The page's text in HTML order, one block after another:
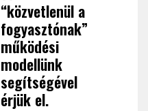
“közvetlenül a
fogyasztónak”
működési
modellünk
segítségével
érjük el.